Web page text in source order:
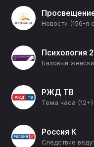
Новости (156-я
Психология
Базовый
РЖД ТВ
Тема часа (12+)
Россия К